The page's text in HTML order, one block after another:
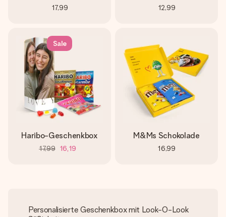
17,99 12,99
Sale
Haribo-Geschenkbox
17,99 16,19
M&Ms Schokolade
16,99
Personalisierte Geschenkbox mit Look-O-Look